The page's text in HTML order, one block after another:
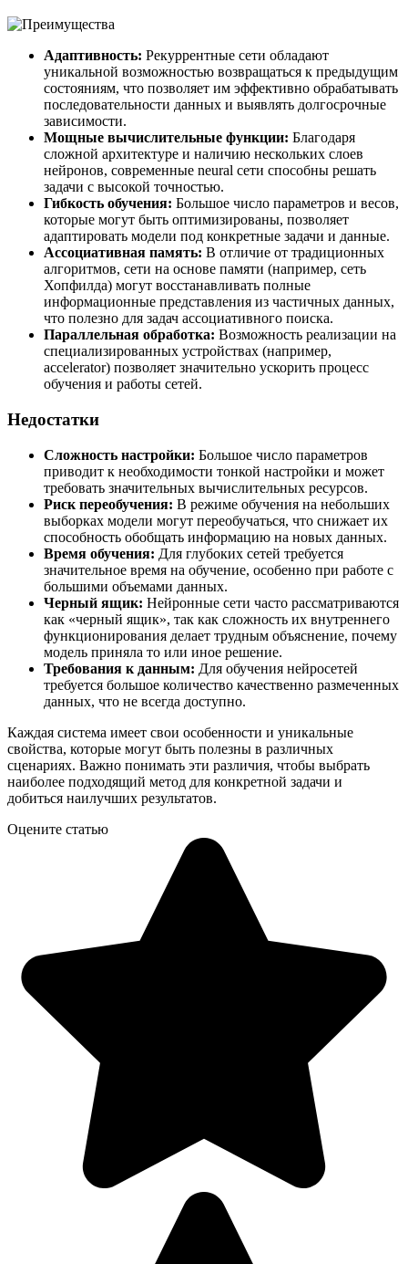
Адаптивность: Рекуррентные сети обладают
уникальной возможностью возвращаться к предыдущим
состояниям, что позволяет им эффективно обрабатывать
последовательности данных и выявлять долгосрочные
зависимости.
Мощные вычислительные функции: Благодаря
сложной архитектуре и наличию нескольких слоев
нейронов, современные neural сети способны решать
задачи с высокой точностью.
Гибкость обучения: Большое число параметров и весов,
которые могут быть оптимизированы, позволяет
адаптировать модели под конкретные задачи и данные.
Ассоциативная память: В отличие от традиционных
алгоритмов, сети на основе памяти (например, сеть
Хопфилда) могут восстанавливать полные
информационные представления из частичных данных,
что полезно для задач ассоциативного поиска.
Параллельная обработка: Возможность реализации на
специализированных устройствах (например,
accelerator) позволяет значительно ускорить процесс
обучения и работы сетей.
Недостатки
Сложность настройки: Большое число параметров
приводит к необходимости тонкой настройки и может
требовать значительных вычислительных ресурсов.
Риск переобучения: В режиме обучения на небольших
выборках модели могут переобучаться, что снижает их
способность обобщать информацию на новых данных.
Время обучения: Для глубоких сетей требуется
значительное время на обучение, особенно при работе с
большими объемами данных.
Черный ящик: Нейронные сети часто рассматриваются
как «черный ящик», так как сложность их внутреннего
функционирования делает трудным объяснение, почему
модель приняла то или иное решение.
Требования к данным: Для обучения нейросетей
требуется большое количество качественно размеченных
данных, что не всегда доступно.
Каждая система имеет свои особенности и уникальные
свойства, которые могут быть полезны в различных
сценариях. Важно понимать эти различия, чтобы выбрать
наиболее подходящий метод для конкретной задачи и
добиться наилучших результатов.
Оцените статью